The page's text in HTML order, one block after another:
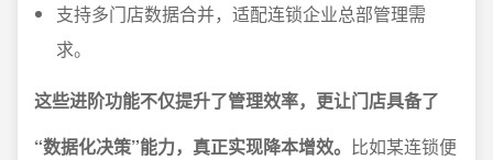
支持多门店数据合并，适配连锁企业总部管理需
求。
这些进阶功能不仅提升了管理效率，更让门店具备了
“数据化决策”能力，真正实现降本增效。 比如某连锁便